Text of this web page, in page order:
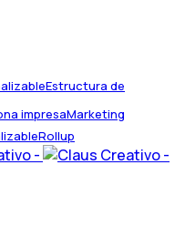
Estructura de
impresaMarketing
Rollup